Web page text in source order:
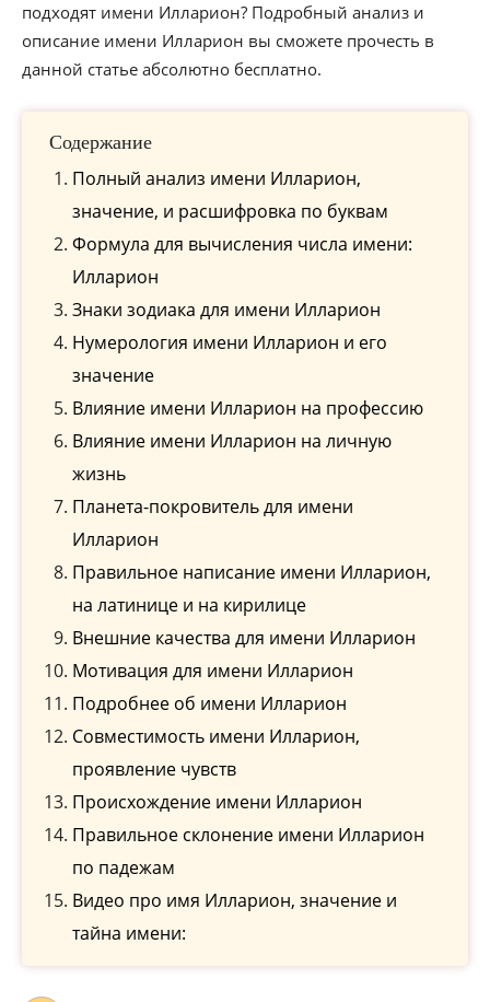
подходят имени Илларион? Подробный анализ и
описание имени Илларион вы сможете прочесть в
данной статье абсолютно бесплатно.
Содержание
Полный анализ имени Илларион,
значение, и расшифровка по буквам
Формула для вычисления числа имени:
Илларион
Знаки зодиака для имени Илларион
Нумерология имени Илларион и его
значение
Влияние имени Илларион на профессию
Влияние имени Илларион на личную
жизнь
Планета-покровитель для имени
Илларион
Правильное написание имени Илларион,
на латинице и на кирилице
Внешние качества для имени Илларион
Мотивация для имени Илларион
Подробнее об имени Илларион
Совместимость имени Илларион,
проявление чувств
Происхождение имени Илларион
Правильное склонение имени Илларион
по падежам
Видео про имя Илларион, значение и
тайна имени: